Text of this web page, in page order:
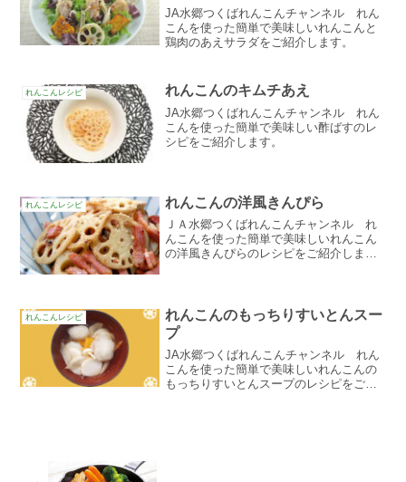
JA水郷つくばれんこんチャンネル れん
こんを使った簡単で美味しいれんこんと
鶏肉のあえサラダをご紹介します。
れんこんレシピ れんこんのキムチあえ
JA水郷つくばれんこんチャンネル れん
こんを使った簡単で美味しい酢ばすのレ
シピをご紹介します。
れんこんレシピ れんこんの洋風きんぴら
ＪＡ水郷つくばれんこんチャンネル れ
んこんを使った簡単で美味しいれんこん
の洋風きんぴらのレシピをご紹介しま
れんこんレシピ
れんこんのもっちりすいとんスー
プ
JA水郷つくばれんこんチャンネル れん
こんを使った簡単で美味しいれんこんの
もっちりすいとんスープのレシピをご紹